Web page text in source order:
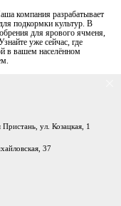
компания разрабатывает
подкормки культур. В
для ярового ячменя,
уже сейчас, где
в вашем населённом
Пристань, ул. Козацкая, 1
37